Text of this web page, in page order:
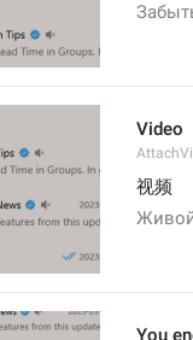
Video
视频
You